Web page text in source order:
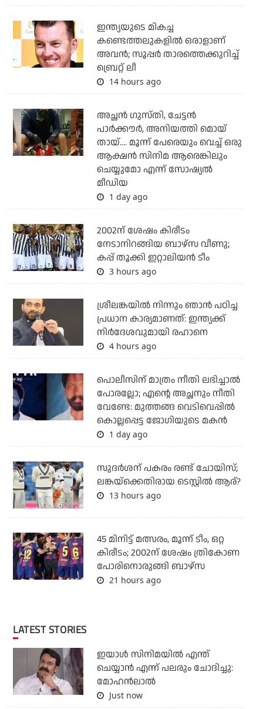
ഇന്ത്യയുടെ മികച്ച
കണ്ടെത്തലുകളില്‍ ഒരാളാണ്
അവന്‍; സൂപ്പര്‍ താരത്തെക്കുറിച്ച്
ബ്രെറ്റ് ലീ
14 hours ago
അച്ഛന്‍ ഗുസ്തി, ചേട്ടന്‍
പാര്‍ക്കൗര്‍, അനിയത്തി മൊയ്
തായ്.... മൂന്ന് പേരെയും വെച്ച് ഒരു
ആക്ഷന്‍ സിനിമ ആരെങ്കിലും
ചെയ്യുമോ എന്ന് സോഷ്യല്‍
മീഡിയ
1 day ago
2002ന് ശേഷം കിരീടം
നേടാനിറങ്ങിയ ബാഴ്സ വീണു;
കപ്പ് തൂക്കി ഇറ്റാലിയൻ ടീം
3 hours ago
ശ്രീലങ്കയില്‍ നിന്നും ഞാന്‍ പഠിച്ച
പ്രധാന കാര്യമാണത്: ഇന്ത്യക്ക്
നിര്‍ദേശവുമായി രഹാനെ
4 hours ago
പൊലീസിന് മാത്രം നീതി ലഭിച്ചാല്‍
പോരല്ലോ; എന്റെ അച്ഛനും നീതി
വേണ്ടേ: മുത്തങ്ങ വെടിവെപ്പില്‍
കൊല്ലപ്പെട്ട ജോഗിയുടെ മകന്‍
1 day ago
സുദര്‍ശന് പകരം രണ്ട് ചോയിസ്;
ലങ്കയ്‌ക്കെതിരായ ടെസ്റ്റില്‍ ആര്?
13 hours ago
45 മിനിട്ട് മത്സരം, മൂന്ന് ടീം, ഒറ്റ
കിരീടം; 2002ന് ശേഷം ത്രികോണ
പോരിനൊരുങ്ങി ബാഴ്‌സ
21 hours ago
LATEST STORIES
ഇയാൾ സിനിമയിൽ എന്ത്
ചെയ്യാൻ എന്ന് പലരും ചോദിച്ചു:
മോഹൻലാൽ
Just now